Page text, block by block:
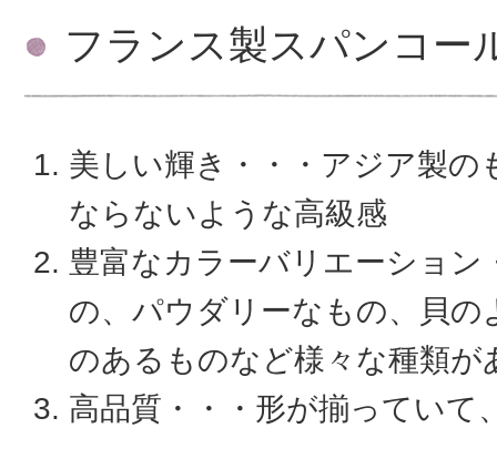
フランス製スパンコー
美しい輝き・・・アジア製の
ならないような高級感
豊富なカラーバリエーション
の、パウダリーなもの、貝の
のあるものなど様々な種類が
高品質・・・形が揃っていて